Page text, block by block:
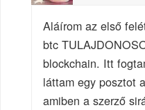
Aláírom az első
btc
blockchain. Itt
láttam egy posztot
amiben a szerző